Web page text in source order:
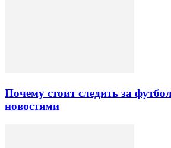
Почему стоит следить за
новостями